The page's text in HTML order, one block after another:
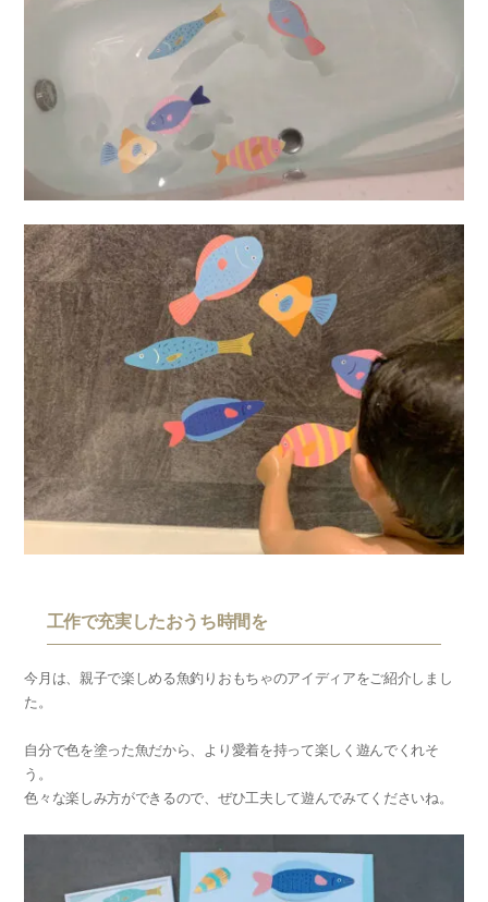
工作で充実したおうち時間を
今月は、親子で楽しめる魚釣りおもちゃのアイディアをご紹介しまし
た。
自分で色を塗った魚だから、より愛着を持って楽しく遊んでくれそ
う。
色々な楽しみ方ができるので、ぜひ工夫して遊んでみてくださいね。